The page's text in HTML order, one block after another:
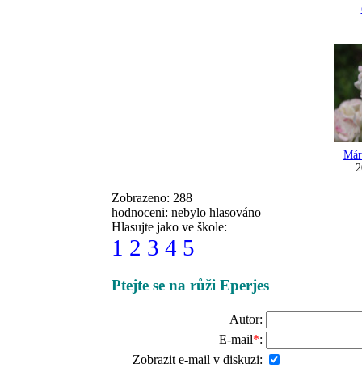
Zobrazeno: 288
hodnoceni: nebylo hlasováno
Hlasujte jako ve škole:
1 2 3 4 5
Ptejte se na růži Eperjes
Autor:
E-mail*:
Zobrazit e-mail v diskuzi: